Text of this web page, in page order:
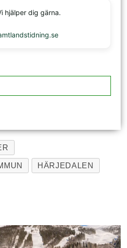
hjälper dig gärna.
HÄRJEDALEN